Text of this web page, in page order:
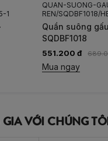
1
QUAN-SUONG-
REN/SQDBF1018/
Quần suông
SQDBF1018
551.200 đ
Mua ngay
VỚI CHÚNG